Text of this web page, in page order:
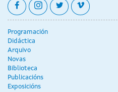
facebookinstagram
twittervimeo
Programación
Didáctica
Arquivo
Novas
Biblioteca
Publicacións
Exposicións